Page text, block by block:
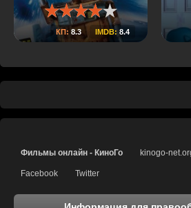
КП: 8.3 IMDB: 8.4
Фильмы онлайн - КиноГо kinogo-
Facebook Twitter